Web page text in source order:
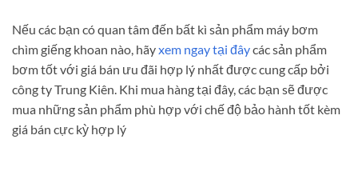
Nếu các bạn có quan tâm đến bất kì sản phẩm máy bơm
chìm giếng khoan nào, hãyxem ngay tại đâycác sản phẩm
bơm tốt với giá bán ưu đãi hợp lý nhất được cung cấp bởi
công ty Trung Kiên. Khi mua hàng tại đây, các bạn sẽ được
mua những sản phẩm phù hợp với chế độ bảo hành tốt kèm
giá bán cực kỳ hợp lý